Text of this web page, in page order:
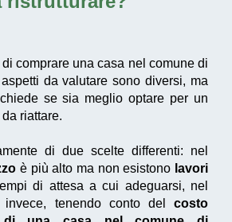
comprare una casa nel comune di
da valutare sono diversi, ma
se sia meglio optare per un
riattare.
di due scelte differenti: nel
è più alto ma non esistono lavori
di attesa a cui adeguarsi, nel
invece, tenendo conto del costo